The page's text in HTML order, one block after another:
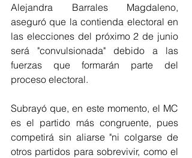
Alejandra Barrales Magdaleno,
aseguró que la contienda electoral en
las elecciones del próximo 2 de junio
será "convulsionada" debido a las
fuerzas que formarán parte del
proceso electoral.
Subrayó que, en este momento, el MC
es el partido más congruente, pues
competirá sin aliarse "ni colgarse de
otros partidos para sobrevivir, como el